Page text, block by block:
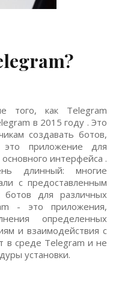
того, как Telegram
в 2015 году . Это
создавать ботов,
это приложение для
интерфейса .
длинный: многие
с предоставленным
для различных
- это приложения,
определенных
и взаимодействия с
в среде Telegram и не
установки.